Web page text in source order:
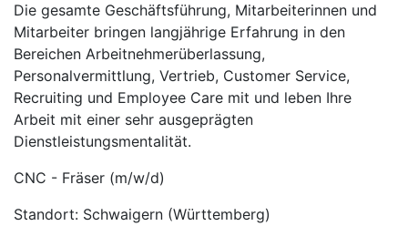
Die gesamte Geschäftsführung, Mitarbeiterinnen und
Mitarbeiter bringen langjährige Erfahrung in den
Bereichen Arbeitnehmerüberlassung,
Personalvermittlung, Vertrieb, Customer Service,
Recruiting und Employee Care mit und leben Ihre
Arbeit mit einer sehr ausgeprägten
Dienstleistungsmentalität.
CNC - Fräser (m/w/d)
Standort: Schwaigern (Württemberg)